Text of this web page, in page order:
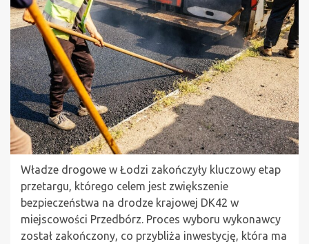
Władze drogowe w Łodzi zakończyły kluczowy etap
przetargu, którego celem jest zwiększenie
bezpieczeństwa na drodze krajowej DK42 w
miejscowości Przedbórz. Proces wyboru wykonawcy
został zakończony, co przybliża inwestycję, która ma